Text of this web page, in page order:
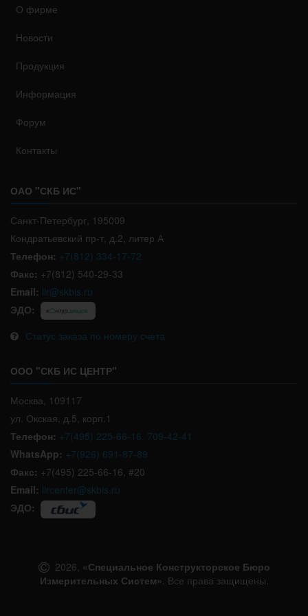
О фирме
Новости
Продукция
Информация
Форум
Контакты
ОАО "СКБ ИС"
Санкт-Петербург, 195009
Кондратьевский пр-т, д.2, литер А
Телефон: +7(812) 334-17-72
Факс: +7(812) 540-29-33
Email: lir@skbis.ru
ЭДО:
Статус заказа по номеру счета
ООО "СКБ ИС ЦЕНТР"
Москва, 109117
ул. Окская, д.5, корп.1
Телефон: +7(495) 225-66-16, 709-42-41
WhatsApp: +7(926) 691-87-89
Факс: +7(495) 225-66-16, #20
Email: lircenter@skbis.ru
ЭДО:
2026, «Специальное Конструкторское Бюро
Измерительных Систем» . Все права защищены.